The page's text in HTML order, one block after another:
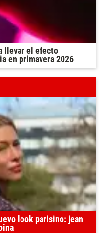
llevar el efecto
en primavera 2026
look parisino: jean